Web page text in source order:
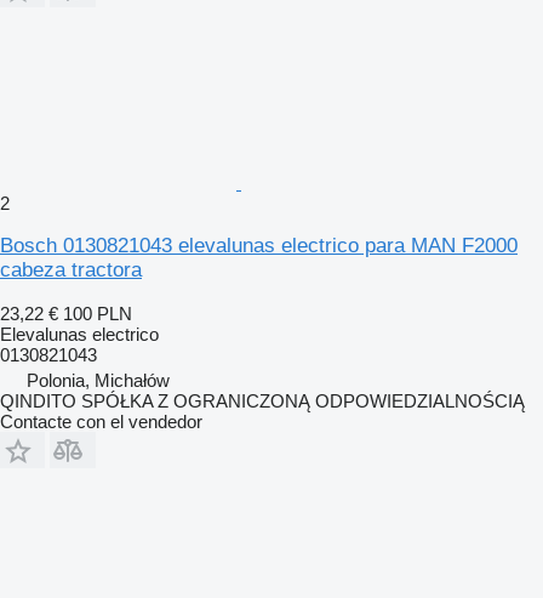
2
Bosch 0130821043 elevalunas electrico para MAN F2000
cabeza tractora
23,22 € 100 PLN
Elevalunas electrico
0130821043
Polonia, Michałów
QINDITO SPÓŁKA Z OGRANICZONĄ ODPOWIEDZIALNOŚCIĄ
Contacte con el vendedor